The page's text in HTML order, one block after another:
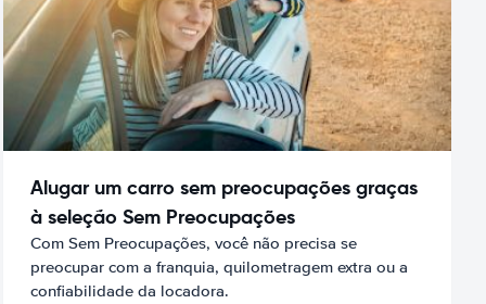
Alugar um carro sem preocupações graças
à seleção Sem Preocupações
Com Sem Preocupações, você não precisa se
preocupar com a franquia, quilometragem extra ou a
confiabilidade da locadora.